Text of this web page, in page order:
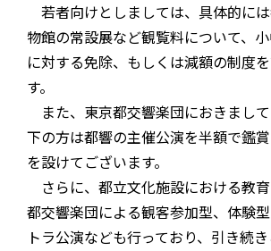
若者向けとしましては、具体的に
物館の常設展など観覧料について、
に対する免除、もしくは減額の制度
す。
また、東京都交響楽団におきまし
下の方は都響の主催公演を半額で鑑
を設けてございます。
さらに、都立文化施設における教
都交響楽団による観客参加型、体験
トラ公演なども行っており、引き続